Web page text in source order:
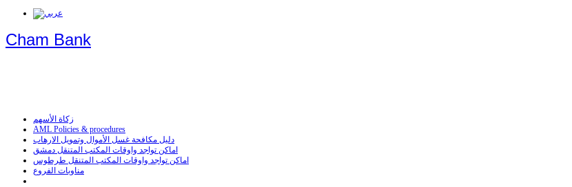
Cham Bank
زكاة الأسهم
AML Policies & procedures
دليل مكافحة غسل الأموال وتمويل الارهاب
اماكن تواجد واوقات المكتب المتنقل دمشق
اماكن تواجد واوقات المكتب المتنقل طرطوس
مناوبات الفروع